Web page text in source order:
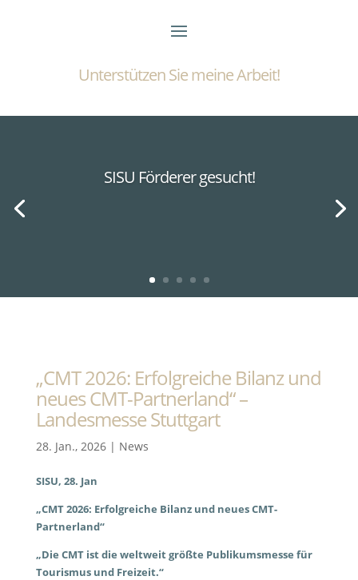
Unterstützen Sie meine Arbeit!
SISU Förderer gesucht!
„CMT 2026: Erfolgreiche Bilanz und
neues CMT-Partnerland“ –
Landesmesse Stuttgart
28. Jan., 2026| News
SISU, 28. Jan
„CMT 2026: Erfolgreiche Bilanz und neues CMT-
Partnerland“
„Die CMT ist die weltweit größte Publikumsmesse für
Tourismus und Freizeit.“